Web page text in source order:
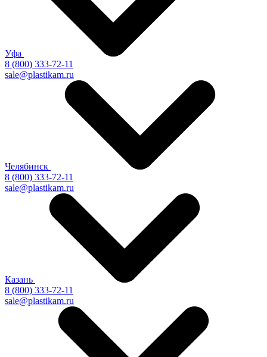
Уфа
8 (800) 333-72-11
sale@plastikam.ru
Челябинск
8 (800) 333-72-11
sale@plastikam.ru
Казань
8 (800) 333-72-11
sale@plastikam.ru